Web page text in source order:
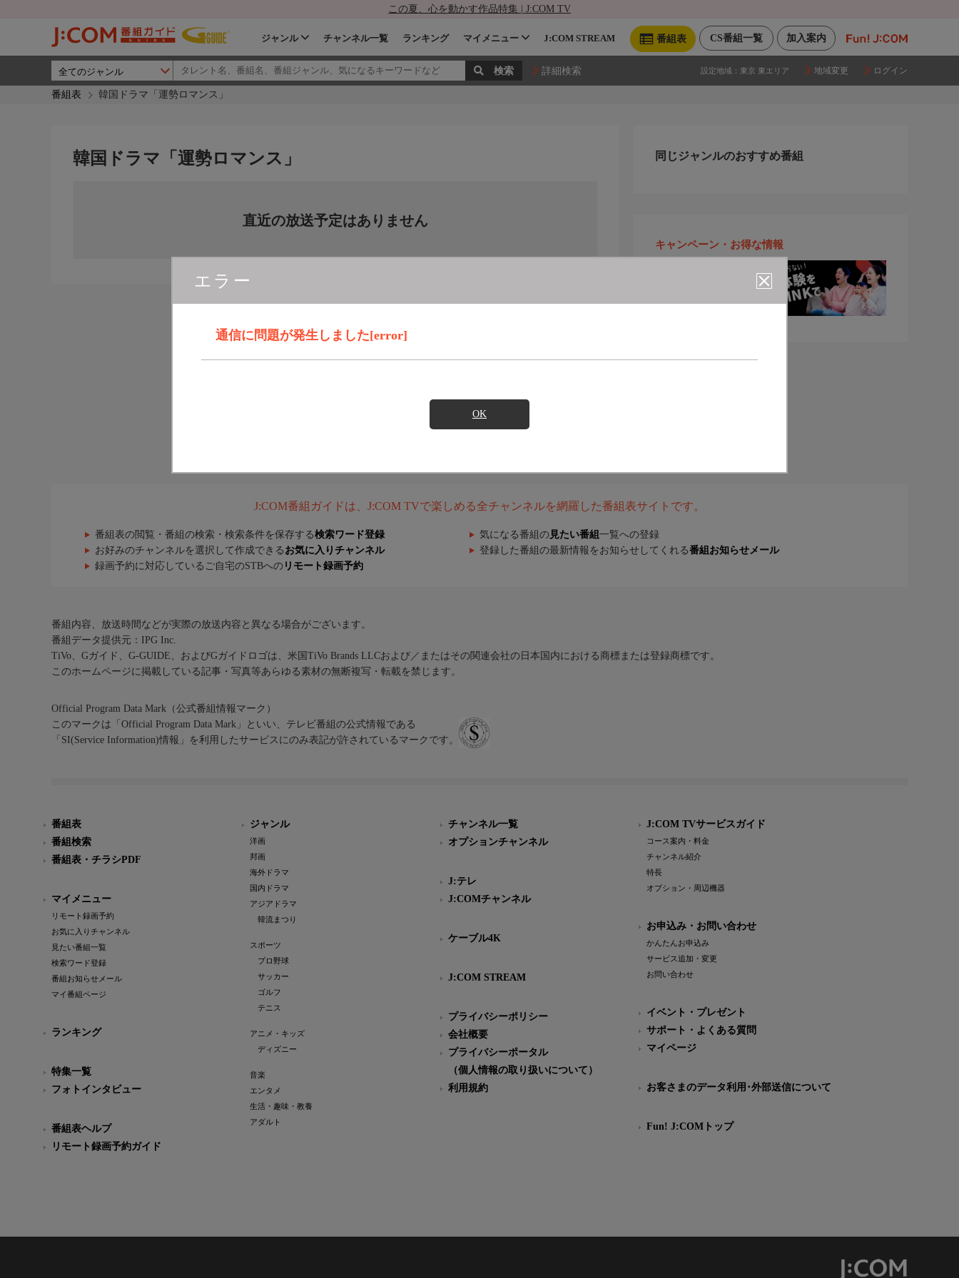
この夏、心を動かす作品特集 | J:COM TV
加入案内
CS番組一覧
番組表
ジャンル チャンネル一覧 ランキング マイメニュー J:COM STREAM
詳細検索 設定地域： 東京 東エリア 地域変更 ログイン
番組表 韓国ドラマ「運勢ロマンス」
エラー
通信に問題が発生しました[error]
OK
韓国ドラマ「運勢ロマンス」
直近の放送予定はありません
同じジャンルのおすすめ番組
キャンペーン・お得な情報
J:COM番組ガイドは、J:COM TVで楽しめる全チャンネルを網羅した番組表サイトです。
番組表の閲覧・番組の検索・検索条件を保存する検索ワード登録 気になる番組の 見たい番組 一覧への登録
お好みのチャンネルを選択して作成できる お気に入りチャンネル 登録した番組の最新情報をお知らせしてくれる番組お知らせメール
録画予約に対応しているご自宅のSTBへの リモート録画予約
番組内容、放送時間などが実際の放送内容と異なる場合がございます。
番組データ提供元：IPG Inc.
TiVo、Gガイド、G-GUIDE、およびGガイドロゴは、米国TiVo Brands LLCおよび／またはその関連会社の日本国内における商標または登録商標です。
このホームページに掲載している記事・写真等あらゆる素材の無断複写・転載を禁じます。
Official Program Data Mark（公式番組情報マーク）
このマークは「Official Program Data Mark」といい、テレビ番組の公式情報である
「SI(Service Information)情報」を利用したサービスにのみ表記が許されているマークです。
番組表
番組検索
番組表・チラシPDF
マイメニュー
リモート録画予約
お気に入りチャンネル
見たい番組一覧
検索ワード登録
番組お知らせメール
マイ番組ページ
ランキング
特集一覧
フォトインタビュー
番組表ヘルプ
リモート録画予約ガイド
ジャンル
洋画
邦画
海外ドラマ
国内ドラマ
アジアドラマ
韓流まつり
スポーツ
プロ野球
サッカー
ゴルフ
テニス
アニメ・キッズ
ディズニー
音楽
エンタメ
生活・趣味・教養
アダルト
チャンネル一覧
オプションチャンネル
J:テレ
J:COMチャンネル
ケーブル4K
J:COM STREAM
プライバシーポリシー
会社概要
プライバシーポータル
（個人情報の取り扱いについて）
利用規約
J:COM TVサービスガイド
コース案内・料金
チャンネル紹介
特長
オプション・周辺機器
お申込み・お問い合わせ
かんたんお申込み
サービス追加・変更
お問い合わせ
イベント・プレゼント
サポート・よくある質問
マイページ
お客さまのデータ利用･外部送信について
Fun! J:COMトップ